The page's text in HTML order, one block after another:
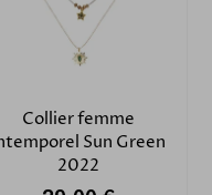
Collier femme
Sun Green
2022